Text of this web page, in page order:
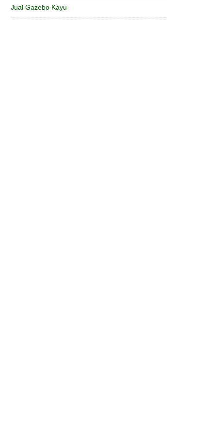
Jual Gazebo Kayu